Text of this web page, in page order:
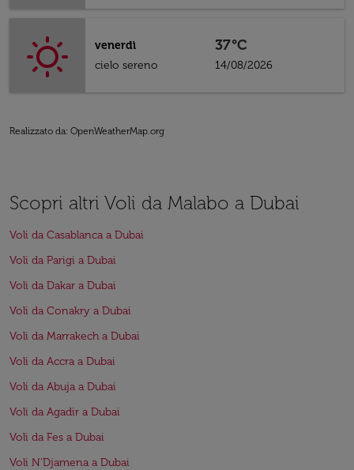
venerdì
cielo sereno
37°C
14/08/2026
Realizzato da: OpenWeatherMap.org
Scopri altri Voli da Malabo a Dubai
Voli da Casablanca a Dubai
Voli da Parigi a Dubai
Voli da Dakar a Dubai
Voli da Conakry a Dubai
Voli da Marrakech a Dubai
Voli da Accra a Dubai
Voli da Abuja a Dubai
Voli da Agadir a Dubai
Voli da Fes a Dubai
Voli N'Djamena a Dubai